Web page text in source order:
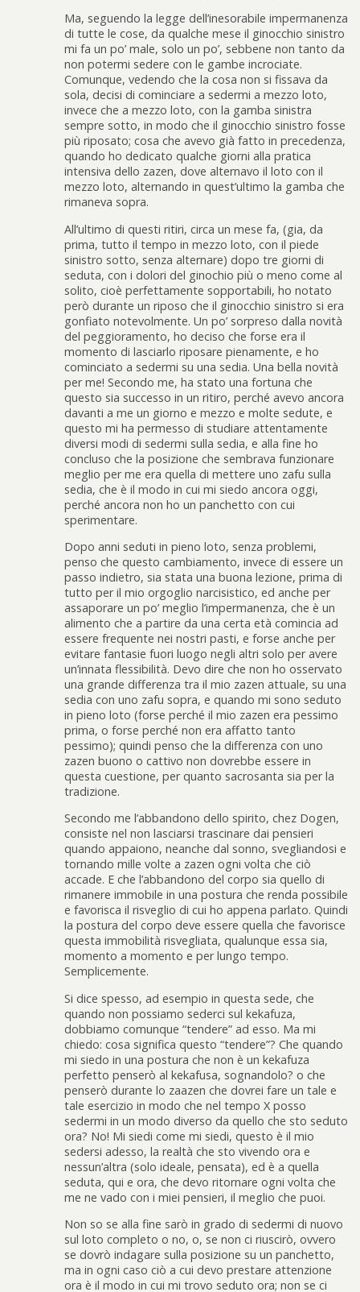
Ma, seguendo la legge dell’inesorabile impermanenza
di tutte le cose, da qualche mese il ginocchio sinistro
mi fa un po’ male, solo un po’, sebbene non tanto da
non potermi sedere con le gambe incrociate.
Comunque, vedendo che la cosa non si fissava da
sola, decisi di cominciare a sedermi a mezzo loto,
invece che a mezzo loto, con la gamba sinistra
sempre sotto, in modo che il ginocchio sinistro fosse
più riposato; cosa che avevo già fatto in precedenza,
quando ho dedicato qualche giorni alla pratica
intensiva dello zazen, dove alternavo il loto con il
mezzo loto, alternando in quest’ultimo la gamba che
rimaneva sopra.
All’ultimo di questi ritiri, circa un mese fa, (gia, da
prima, tutto il tempo in mezzo loto, con il piede
sinistro sotto, senza alternare) dopo tre giorni di
seduta, con i dolori del ginochio più o meno come al
solito, cioè perfettamente sopportabili, ho notato
però durante un riposo che il ginocchio sinistro si era
gonfiato notevolmente. Un po’ sorpreso dalla novità
del peggioramento, ho deciso che forse era il
momento di lasciarlo riposare pienamente, e ho
cominciato a sedermi su una sedia. Una bella novità
per me! Secondo me, ha stato una fortuna che
questo sia successo in un ritiro, perché avevo ancora
davanti a me un giorno e mezzo e molte sedute, e
questo mi ha permesso di studiare attentamente
diversi modi di sedermi sulla sedia, e alla fine ho
concluso che la posizione che sembrava funzionare
meglio per me era quella di mettere uno zafu sulla
sedia, che è il modo in cui mi siedo ancora oggi,
perché ancora non ho un panchetto con cui
sperimentare.
Dopo anni seduti in pieno loto, senza problemi,
penso che questo cambiamento, invece di essere un
passo indietro, sia stata una buona lezione, prima di
tutto per il mio orgoglio narcisistico, ed anche per
assaporare un po’ meglio l’impermanenza, che è un
alimento che a partire da una certa età comincia ad
essere frequente nei nostri pasti, e forse anche per
evitare fantasie fuori luogo negli altri solo per avere
un’innata flessibilità. Devo dire che non ho osservato
una grande differenza tra il mio zazen attuale, su una
sedia con uno zafu sopra, e quando mi sono seduto
in pieno loto (forse perché il mio zazen era pessimo
prima, o forse perché non era affatto tanto
pessimo); quindi penso che la differenza con uno
zazen buono o cattivo non dovrebbe essere in
questa cuestione, per quanto sacrosanta sia per la
tradizione.
Secondo me l’abbandono dello spirito, chez Dogen,
consiste nel non lasciarsi trascinare dai pensieri
quando appaiono, neanche dal sonno, svegliandosi e
tornando mille volte a zazen ogni volta che ciò
accade. E che l’abbandono del corpo sia quello di
rimanere immobile in una postura che renda possibile
e favorisca il risveglio di cui ho appena parlato. Quindi
la postura del corpo deve essere quella che favorisce
questa immobilità risvegliata, qualunque essa sia,
momento a momento e per lungo tempo.
Semplicemente.
Si dice spesso, ad esempio in questa sede, che
quando non possiamo sederci sul kekafuza,
dobbiamo comunque “tendere” ad esso. Ma mi
chiedo: cosa significa questo “tendere”? Che quando
mi siedo in una postura che non è un kekafuza
perfetto penserò al kekafusa, sognandolo? o che
penserò durante lo zaazen che dovrei fare un tale e
tale esercizio in modo che nel tempo X posso
sedermi in un modo diverso da quello che sto seduto
ora? No! Mi siedi come mi siedi, questo è il mio
sedersi adesso, la realtà che sto vivendo ora e
nessun’altra (solo ideale, pensata), ed è a quella
seduta, qui e ora, che devo ritornare ogni volta che
me ne vado con i miei pensieri, il meglio che puoi.
Non so se alla fine sarò in grado di sedermi di nuovo
sul loto completo o no, o, se non ci riuscirò, ovvero
se dovrò indagare sulla posizione su un panchetto,
ma in ogni caso ciò a cui devo prestare attenzione
ora è il modo in cui mi trovo seduto ora; non se ci